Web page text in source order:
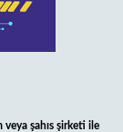
şahıs şirketi ile